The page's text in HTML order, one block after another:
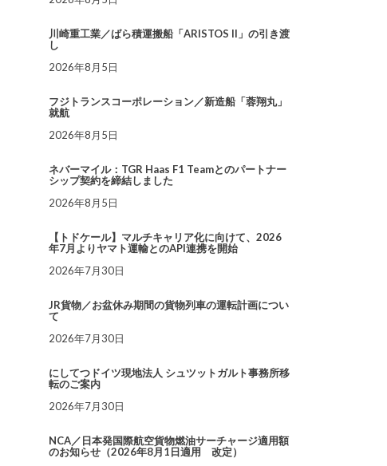
川崎重工業／ばら積運搬船「ARISTOS II」の引き渡
し
2026年8月5日
フジトランスコーポレーション／新造船「蓉翔丸」
就航
2026年8月5日
ネバーマイル：TGR Haas F1 Teamとのパートナー
シップ契約を締結しました
2026年8月5日
【トドケール】マルチキャリア化に向けて、2026
年7月よりヤマト運輸とのAPI連携を開始
2026年7月30日
JR貨物／お盆休み期間の貨物列車の運転計画につい
て
2026年7月30日
にしてつドイツ現地法人 シュツットガルト事務所移
転のご案内
2026年7月30日
NCA／日本発国際航空貨物燃油サーチャージ適用額
のお知らせ（2026年8月1日適用 改定）